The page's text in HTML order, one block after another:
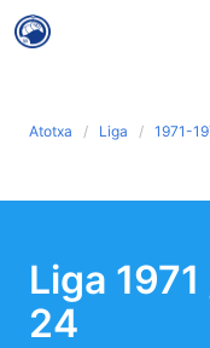
Atotxa Liga 1971-
Liga
24